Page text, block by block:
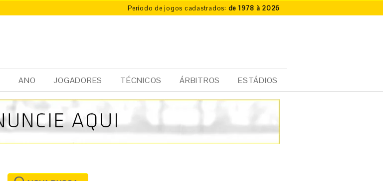
Período de jogos cadastrados: de 1978 à 2026
ANO JOGADORES TÉCNICOS ÁRBITROS ESTÁDIOS
X